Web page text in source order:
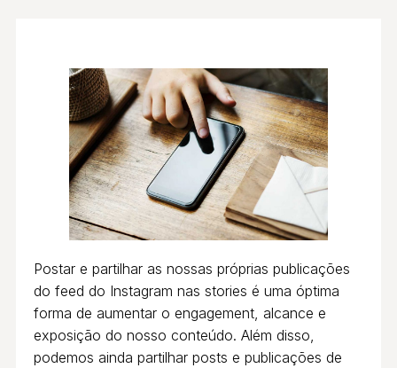
Postar e partilhar as nossas próprias publicações
do feed do Instagram nas stories é uma óptima
forma de aumentar o engagement, alcance e
exposição do nosso conteúdo. Além disso,
podemos ainda partilhar posts e publicações de